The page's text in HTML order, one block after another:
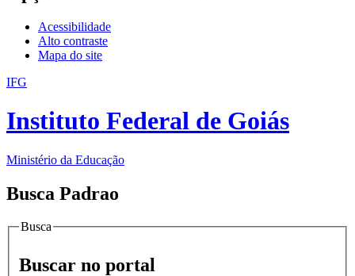
Acessibilidade
Alto contraste
Mapa do site
IFG
Instituto Federal de Goiás
Ministério da Educação
Busca Padrao
Busca
Buscar no portal